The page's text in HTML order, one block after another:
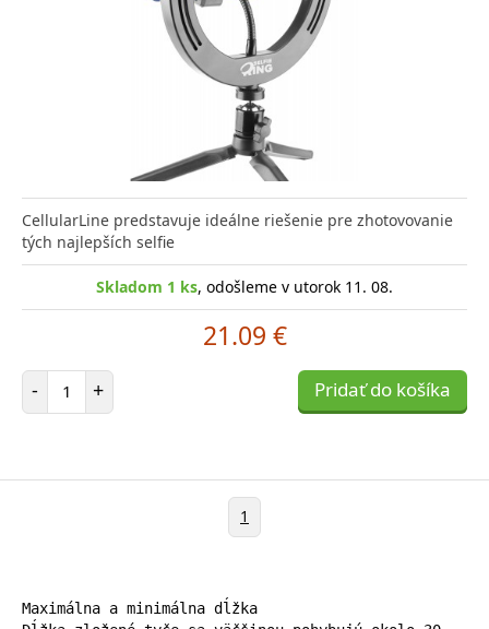
CellularLine predstavuje ideálne riešenie pre zhotovovanie
tých najlepších selfie
Skladom 1 ks, odošleme v utorok 11. 08.
21.09 €
- Počet položiek
+ Pridať do košíka
1
Maximálna a minimálna dĺžka